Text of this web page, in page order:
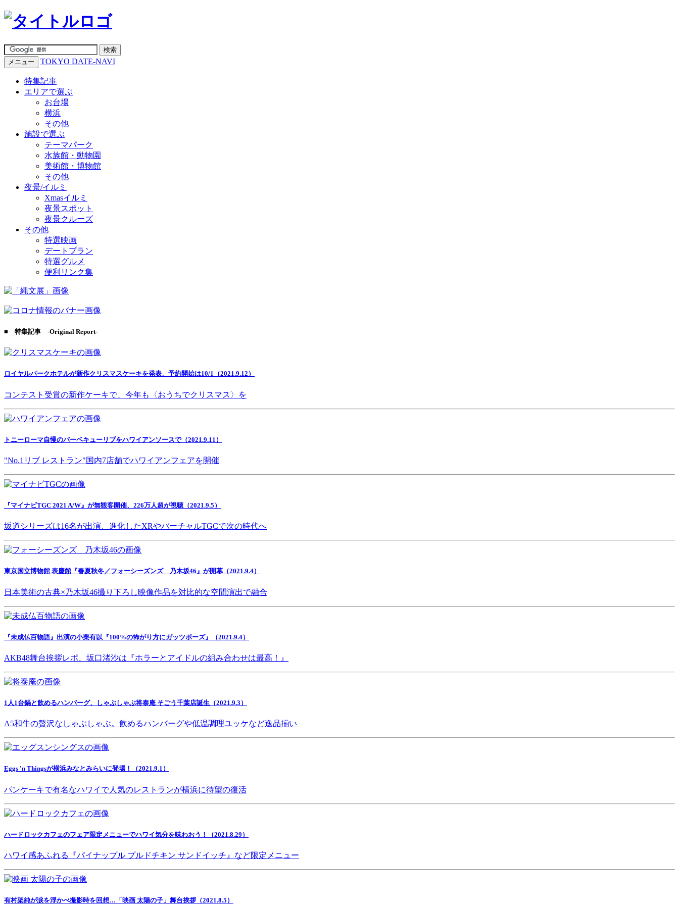
メニュー TOKYO DATE-NAVI
特集記事
エリアで選ぶ
お台場
横浜
その他
施設で選ぶ
テーマパーク
水族館・動物園
美術館・博物館
その他
夜景/イルミ
Xmasイルミ
夜景スポット
夜景クルーズ
その他
特選映画
デートプラン
特選グルメ
便利リンク集
■ 特集記事 -Original Report-
ロイヤルパークホテルが新作クリスマスケーキを発表、予約開始は10/1（2021.9.12）
コンテスト受賞の新作ケーキで、今年も〈おうちでクリスマス〉を
トニーローマ自慢のバーベキューリブをハワイアンソースで（2021.9.11）
"No.1リブ レストラン"国内7店舗でハワイアンフェアを開催
『マイナビTGC 2021 A/W』が無観客開催、226万人超が視聴（2021.9.5）
坂道シリーズは16名が出演、進化したXRやバーチャルTGCで次の時代へ
東京国立博物館 表慶館『春夏秋冬／フォーシーズンズ 乃木坂46』が開幕（2021.9.4）
日本美術の古典×乃木坂46撮り下ろし映像作品を対比的な空間演出で融合
『未成仏百物語』出演の小栗有以『100%の怖がり方にガッツポーズ』（2021.9.4）
AKB48舞台挨拶レポ、坂口渚沙は『ホラーとアイドルの組み合わせは最高！』
1人1台鍋と飲めるハンバーグ、しゃぶしゃぶ将泰庵 そごう千葉店誕生（2021.9.3）
A5和牛の贅沢なしゃぶしゃぶ。飲めるハンバーグや低温調理ユッケなど逸品揃い
Eggs 'n Thingsが横浜みなとみらいに登場！（2021.9.1）
パンケーキで有名なハワイで人気のレストランが横浜に待望の復活
ハードロックカフェのフェア限定メニューでハワイ気分を味わおう！（2021.8.29）
ハワイ感あふれる『パイナップル プルドチキン サンドイッチ』など限定メニュー
有村架純が涙を浮かべ撮影時を回想…「映画 太陽の子」舞台挨拶（2021.8.5）